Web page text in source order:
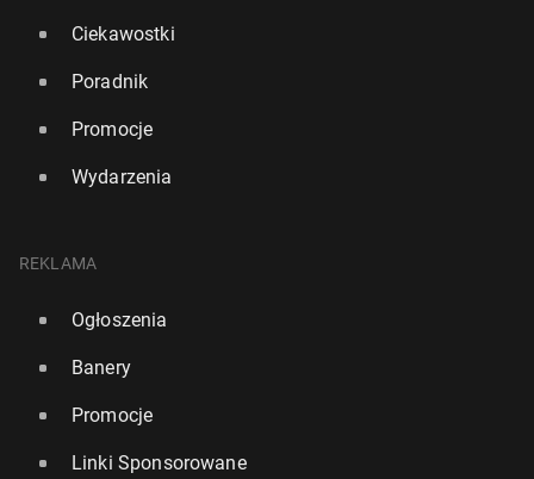
Ciekawostki
Poradnik
Promocje
Wydarzenia
REKLAMA
Ogłoszenia
Banery
Promocje
Linki Sponsorowane